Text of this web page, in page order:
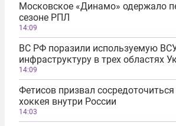
Московское «Динамо» одержало
сезоне РПЛ
14:09
ВС РФ поразили используемую
инфраструктуру в трех областях
14:09
Фетисов призвал
хоккея внутри России
14:03